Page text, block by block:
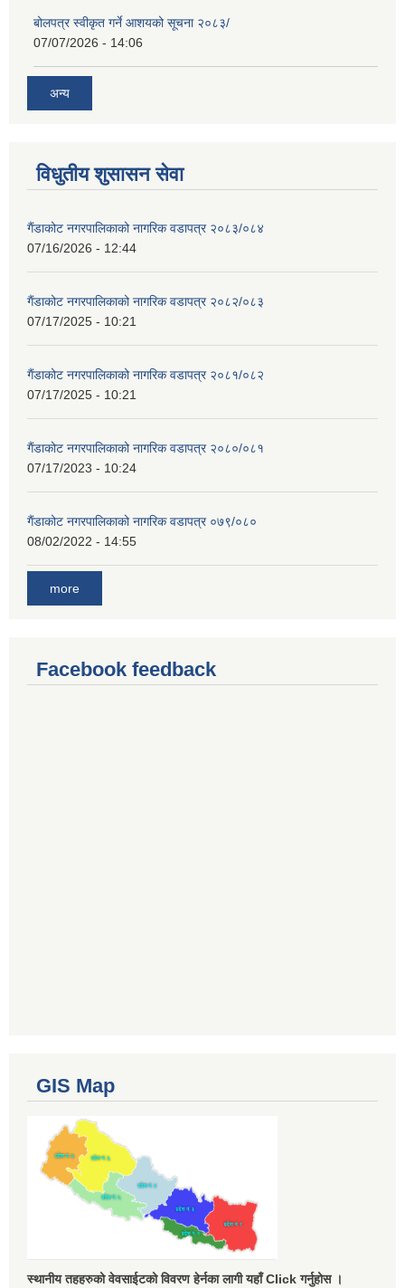
बोलपत्र स्वीकृत गर्ने आशयको सूचना २०८३/
07/07/2026 - 14:06
अन्य
विधुतीय शुसासन सेवा
गैंडाकोट नगरपालिकाको नागरिक वडापत्र २०८३/०८४
07/16/2026 - 12:44
गैंडाकोट नगरपालिकाको नागरिक वडापत्र २०८२/०८३
07/17/2025 - 10:21
गैंडाकोट नगरपालिकाको नागरिक वडापत्र २०८१/०८२
07/17/2025 - 10:21
गैंडाकोट नगरपालिकाको नागरिक वडापत्र २०८०/०८१
07/17/2023 - 10:24
गैंडाकोट नगरपालिकाको नागरिक वडापत्र ०७९/०८०
08/02/2022 - 14:55
more
Facebook feedback
GIS Map
स्थानीय तहहरुको वेवसाईटको विवरण हेर्नका लागी यहाँ Click गर्नुहोस ।